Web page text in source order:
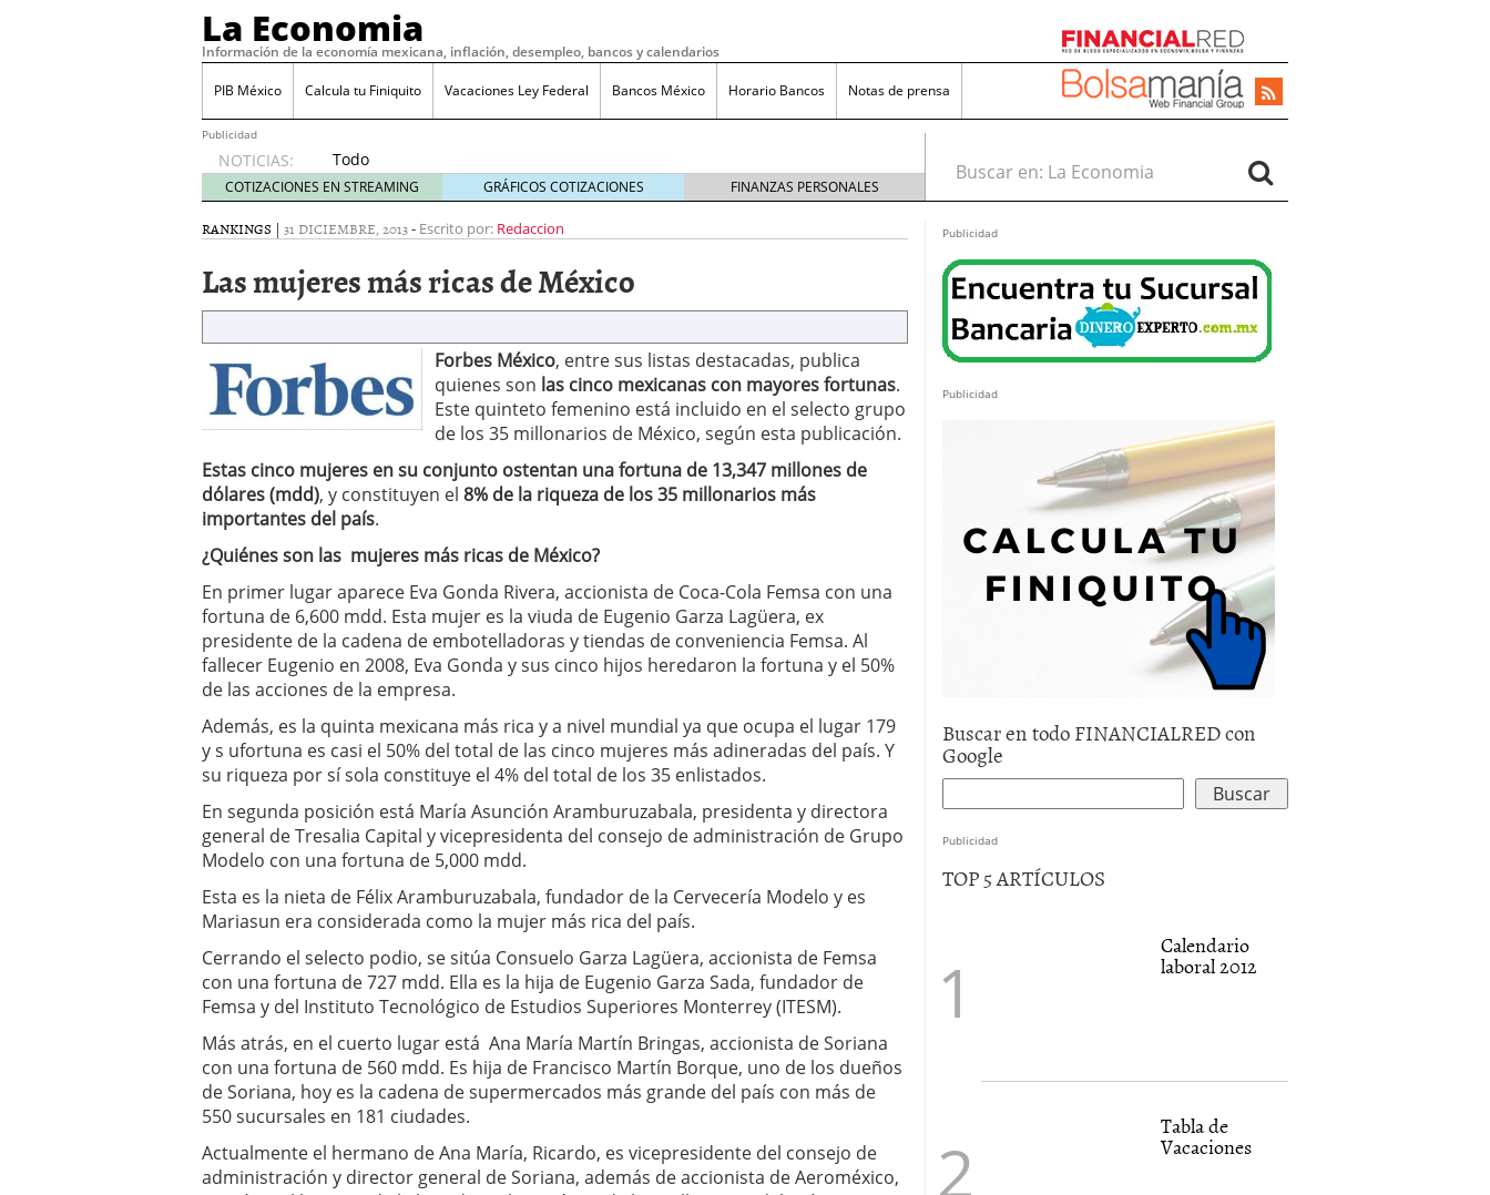
La Economia
Información de la economía mexicana, inflación, desempleo, bancos y calendarios
PIB México Calcula tu Finiquito Vacaciones Ley Federal Bancos México Horario Bancos Notas de prensa
Publicidad
NOTICIAS:
Todo
sobre
SIFX:
análisis
opiniones,
regulación,
seguridad
traders
en 2026
febrero
¿Cómo convertir el sueldo bruto a neto en México? noviembre 20, 2025
Cómo enfrentar la reforma de reducción de jornada laboral en México con
un software de control de asistencia
¿Cómo encontrar un seguro de auto económico?
Cómo acabará el año la economía mexicana; predicciones y avances
noviembre 29, 2024
COTIZACIONES EN STREAMING GRÁFICOS COTIZACIONES FINANZAS PERSONALES
Buscar en:
RANKINGS | 31 DICIEMBRE, 2013- Escrito por: Redaccion
Las mujeres más ricas de México
Forbes México, entre sus listas destacadas, publica
quienes son las cinco mexicanas con mayores fortunas.
Este quinteto femenino está incluido en el selecto grupo
de los 35 millonarios de México, según esta publicación.
Estas cinco mujeres en su conjunto ostentan una fortuna de 13,347 millones de
dólares (mdd), y constituyen el 8% de la riqueza de los 35 millonarios más
importantes del país.
¿Quiénes son las mujeres más ricas de México?
En primer lugar aparece Eva Gonda Rivera, accionista de Coca-Cola Femsa con una
fortuna de 6,600 mdd. Esta mujer es la viuda de Eugenio Garza Lagüera, ex
presidente de la cadena de embotelladoras y tiendas de conveniencia Femsa. Al
fallecer Eugenio en 2008, Eva Gonda y sus cinco hijos heredaron la fortuna y el 50%
de las acciones de la empresa.
Además, es la quinta mexicana más rica y a nivel mundial ya que ocupa el lugar 179
y s ufortuna es casi el 50% del total de las cinco mujeres más adineradas del país. Y
su riqueza por sí sola constituye el 4% del total de los 35 enlistados.
En segunda posición está María Asunción Aramburuzabala, presidenta y directora
general de Tresalia Capital y vicepresidenta del consejo de administración de Grupo
Modelo con una fortuna de 5,000 mdd.
Esta es la nieta de Félix Aramburuzabala, fundador de la Cervecería Modelo y es
Mariasun era considerada como la mujer más rica del país.
Cerrando el selecto podio, se sitúa Consuelo Garza Lagüera, accionista de Femsa
con una fortuna de 727 mdd. Ella es la hija de Eugenio Garza Sada, fundador de
Femsa y del Instituto Tecnológico de Estudios Superiores Monterrey (ITESM).
Más atrás, en el cuerto lugar está Ana María Martín Bringas, accionista de Soriana
con una fortuna de 560 mdd. Es hija de Francisco Martín Borque, uno de los dueños
de Soriana, hoy es la cadena de supermercados más grande del país con más de
550 sucursales en 181 ciudades.
Actualmente el hermano de Ana María, Ricardo, es vicepresidente del consejo de
administración y director general de Soriana, además de accionista de Aeroméxico,
Publicidad
Publicidad
Buscar en todo FINANCIALRED con
Google
Publicidad
TOP 5 ARTÍCULOS
Calendario
laboral 2012
Tabla de
Vacaciones